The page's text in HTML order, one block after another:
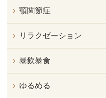
顎関節症
リラクゼーション
暴飲暴食
ゆるめる